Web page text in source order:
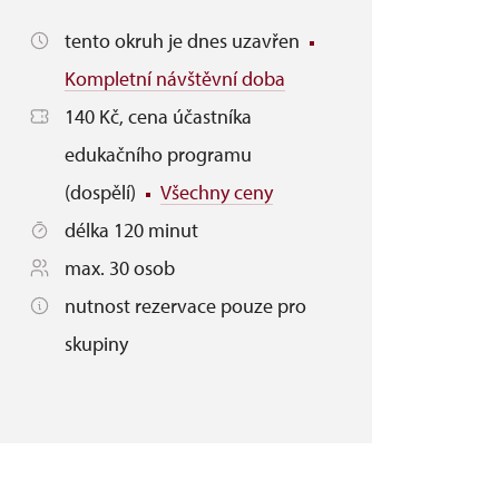
tento okruh je dnes uzavřen
Kompletní návštěvní doba
140 Kč, cena účastníka
edukačního programu
(dospělí)
Všechny ceny
délka 120 minut
max. 30 osob
nutnost rezervace pouze pro
skupiny